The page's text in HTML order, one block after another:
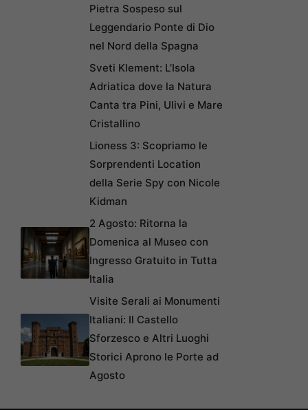
Pietra Sospeso sul
Leggendario Ponte di Dio
nel Nord della Spagna
Sveti Klement: L’Isola
Adriatica dove la Natura
Canta tra Pini, Ulivi e Mare
Cristallino
Lioness 3: Scopriamo le
Sorprendenti Location
della Serie Spy con Nicole
Kidman
2 Agosto: Ritorna la
Domenica al Museo con
Ingresso Gratuito in Tutta
Italia
Visite Serali ai Monumenti
Italiani: Il Castello
Sforzesco e Altri Luoghi
Storici Aprono le Porte ad
Agosto